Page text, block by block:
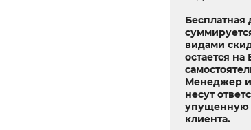
Бесплатная
видами
остается на
Менеджер
несут
упущенную
клиента.